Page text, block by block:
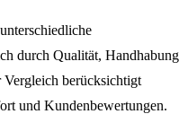
durch Qualität, Handhabung
Vergleich berücksichtigt
und Kundenbewertungen.